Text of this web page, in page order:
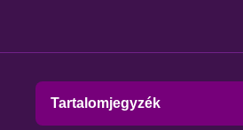
Tartalomjegyzék